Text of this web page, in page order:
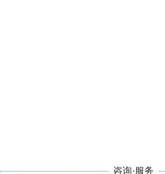
咨询·服务